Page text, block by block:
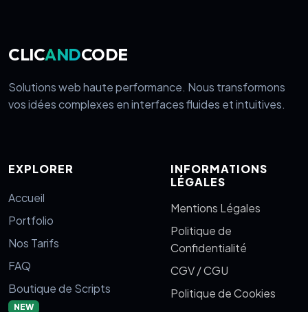
CLICANDCODE
Solutions web haute performance. Nous transformons
vos idées complexes en interfaces fluides et intuitives.
EXPLORER
Accueil
Portfolio
Nos Tarifs
FAQ
Boutique de Scripts
NEW
INFORMATIONS
LÉGALES
Mentions Légales
Politique de
Confidentialité
CGV / CGU
Politique de Cookies